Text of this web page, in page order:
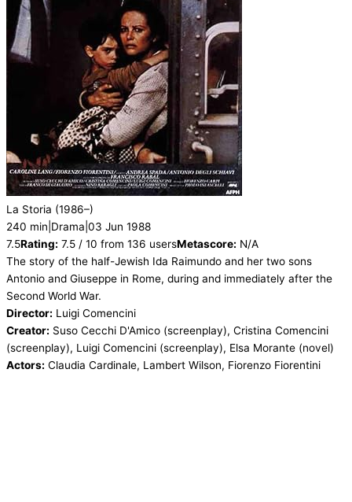
La Storia (1986–)
240 min Drama 03 Jun 1988
7.5Rating: 7.5 / 10 from 136 usersMetascore: N/A
The story of the half-Jewish Ida Raimundo and her two sons
Antonio and Giuseppe in Rome, during and immediately after the
Second World War.
Director: Luigi Comencini
Creator: Suso Cecchi D'Amico (screenplay), Cristina Comencini
(screenplay), Luigi Comencini (screenplay), Elsa Morante (novel)
Actors: Claudia Cardinale, Lambert Wilson, Fiorenzo Fiorentini